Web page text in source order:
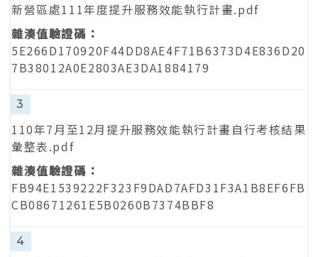
新營區處111年度提升服務效能執行計畫.pdf
5E266D170920F44DD8AE4F71B6373D4E836D20
7B38012A0E2803AE3DA1884179
3
110年7月至12月提升服務效能執行計畫自行考核結果
彙整表.pdf
FB94E1539222F323F9DAD7AFD31F3A1B8EF6FB
CB08671261E5B0260B7374BBF8
4